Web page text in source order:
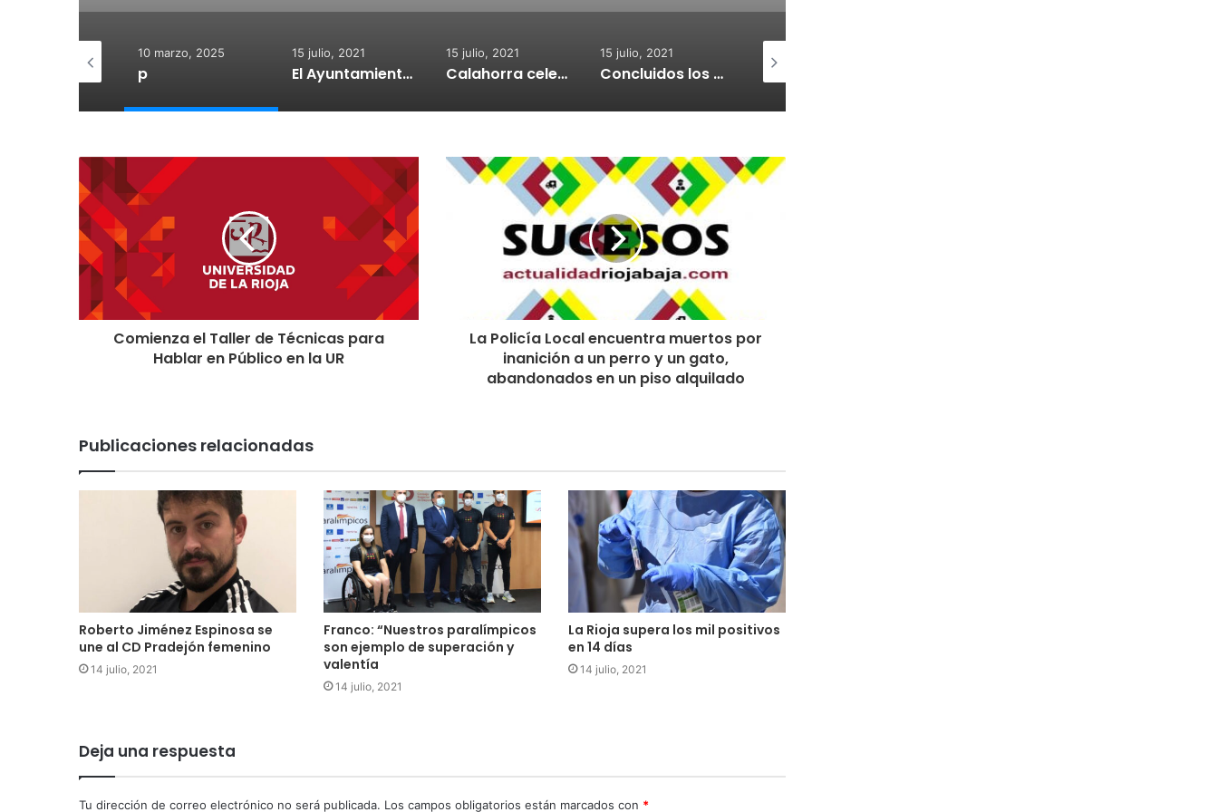
10 marzo, 2025
p
15 julio, 2021
El Ayuntamiento de Calahorra convoca subvenciones para la adquisión de medidores de CO2
15 julio, 2021
Calahorra celebrará el Croquetur II
15 julio, 2021
Concluidos los trabajos de reposición del asfaltado de Calahorra
Comienza el Taller de Técnicas para
Hablar en Público en la UR
La Policía Local encuentra muertos por
inanición a un perro y un gato,
abandonados en un piso alquilado
Publicaciones relacionadas
Roberto Jiménez Espinosa se
une al CD Pradejón femenino
14 julio, 2021
Franco: “Nuestros paralímpicos
son ejemplo de superación y
valentía
14 julio, 2021
La Rioja supera los mil positivos
en 14 días
14 julio, 2021
Deja una respuesta
Tu dirección de correo electrónico no será publicada. Los campos obligatorios están marcados con *